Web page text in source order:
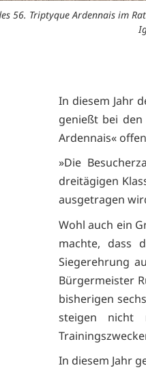
56. Triptyque Ardennais im
In diesem Jahr
genießt bei den
Ardennais«
»Die
dreitägigen
ausgetragen
Wohl auch ein
machte, dass
Siegerehrung
Bürgermeister
bisherigen
steigen nicht
In diesem Jahr